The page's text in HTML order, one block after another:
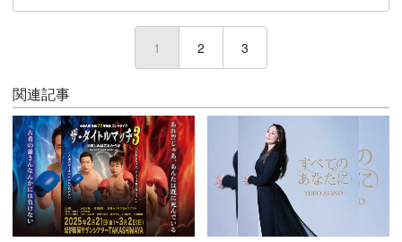
1 (current)
2 3
関連記事